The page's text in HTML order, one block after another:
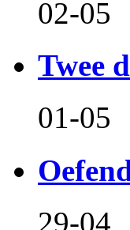
02-05
Twee
01-05
29-04